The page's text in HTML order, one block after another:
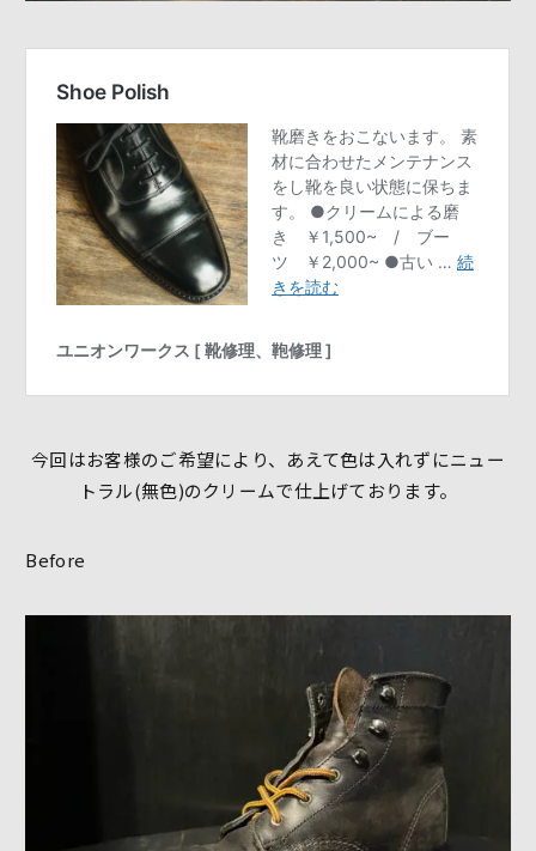
今回はお客様のご希望により、あえて色は入れずにニュー
トラル(無色)のクリームで仕上げております。
Before